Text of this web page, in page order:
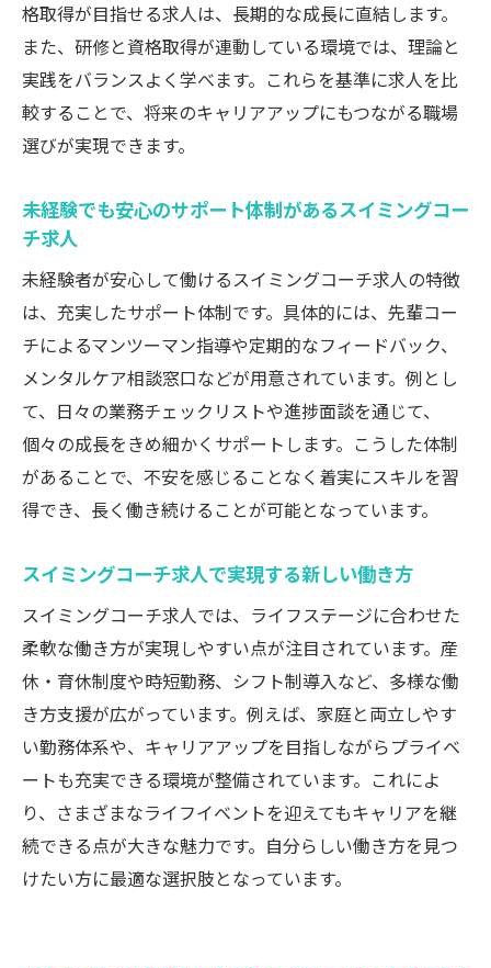
格取得が目指せる求人は、長期的な成長に直結します。
また、研修と資格取得が連動している環境では、理論と
実践をバランスよく学べます。これらを基準に求人を比
較することで、将来のキャリアアップにもつながる職場
選びが実現できます。
未経験でも安心のサポート体制があるスイミングコー
チ求人
未経験者が安心して働けるスイミングコーチ求人の特徴
は、充実したサポート体制です。具体的には、先輩コー
チによるマンツーマン指導や定期的なフィードバック、
メンタルケア相談窓口などが用意されています。例とし
て、日々の業務チェックリストや進捗面談を通じて、
個々の成長をきめ細かくサポートします。こうした体制
があることで、不安を感じることなく着実にスキルを習
得でき、長く働き続けることが可能となっています。
スイミングコーチ求人で実現する新しい働き方
スイミングコーチ求人では、ライフステージに合わせた
柔軟な働き方が実現しやすい点が注目されています。産
休・育休制度や時短勤務、シフト制導入など、多様な働
き方支援が広がっています。例えば、家庭と両立しやす
い勤務体系や、キャリアアップを目指しながらプライベ
ートも充実できる環境が整備されています。これによ
り、さまざまなライフイベントを迎えてもキャリアを継
続できる点が大きな魅力です。自分らしい働き方を見つ
けたい方に最適な選択肢となっています。